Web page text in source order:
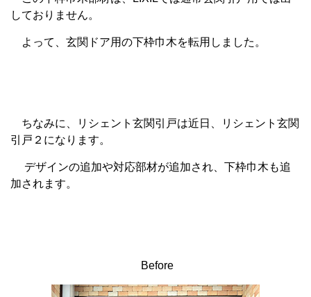
しておりません。
よって、玄関ドア用の下枠巾木を転用しました。
ちなみに、リシェント玄関引戸は近日、リシェント玄関
引戸２になります。
デザインの追加や対応部材が追加され、下枠巾木も追
加されます。
Before